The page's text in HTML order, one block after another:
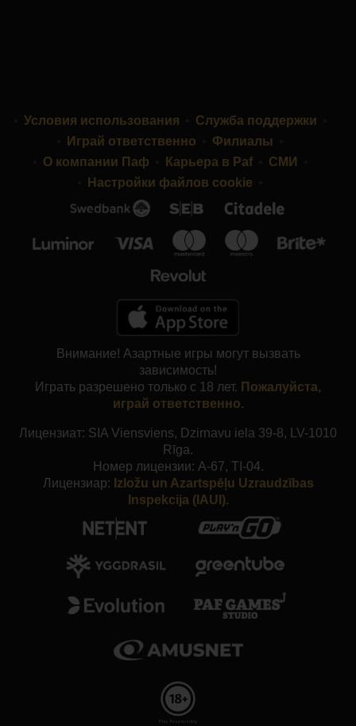
Условия использования
Служба поддержки
Играй ответственно
Филиалы
О компании Паф
Карьера в Paf
СМИ
Настройки файлов cookie
Внимание! Азартные игры могут вызвать
зависимость!
Играть разрешено только с 18 лет. Пожалуйста,
играй ответственно.
Лицензиат: SIA Viensviens, Dzirnavu iela 39-8, LV-1010
Rīga.
Номер лицензии: A-67, TI-04.
Лицензиар: Izložu un Azartspēļu Uzraudzības
Inspekcija (IAUI).